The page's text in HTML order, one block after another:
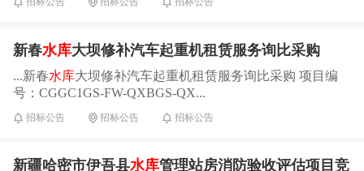
新春水库大坝修补汽车起重机租赁服务询比采购
...新春水库大坝修补汽车起重机租赁服务询比采购 项目编
号：CGGC1GS-FW-QXBGS-QX...
招标公告 招标公告 招标公告
新疆哈密市伊吾县水库管理站房消防验收评估项目竞